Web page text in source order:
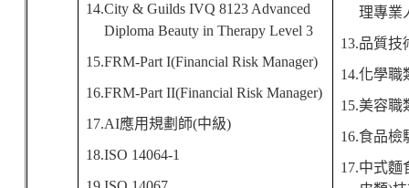
14.City & Guilds IVQ 8123 Advanced
Diploma Beauty in Therapy Level 3
15.FRM-Part I(Financial Risk Manager)
16.FRM-Part II(Financial Risk Manager)
17.AI應用規劃師(中級)
18.ISO 14064-1
理專業
13.品質技
14.化學職
15.美容職
16.食品檢
17.中式麵